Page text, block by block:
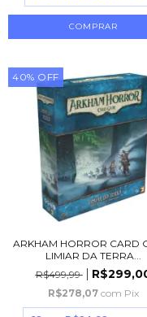
40% OFF
ARKHAM HORROR CARD
LIMIAR DA TERRA...
R$499,99
R$278,07 com Pix